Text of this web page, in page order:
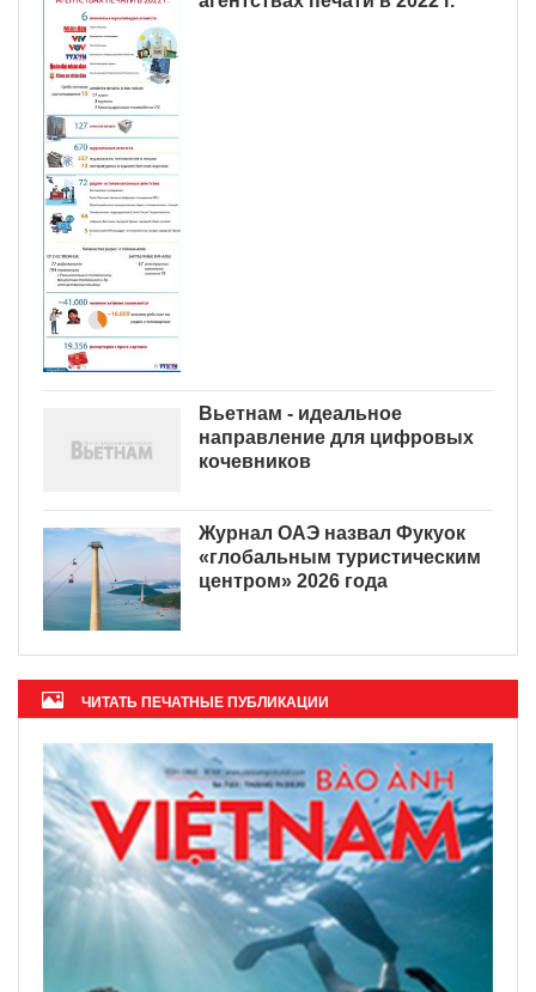
Вьетнам - идеальное
направление для цифровых
кочевников
Журнал ОАЭ назвал Фукуок
«глобальным туристическим
центром» 2026 года
ЧИТАТЬ ПЕЧАТНЫЕ ПУБЛИКАЦИИ